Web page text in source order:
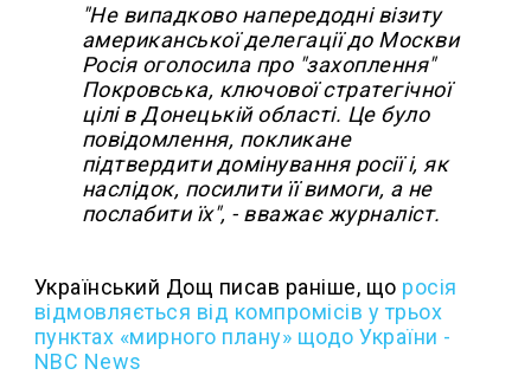
"Не випадково напередодні візиту
американської делегації до Москви
Росія оголосила про "захоплення"
Покровська, ключової стратегічної
цілі в Донецькій області. Це було
повідомлення, покликане
підтвердити домінування росії і, як
наслідок, посилити її вимоги, а не
послабити їх", - вважає журналіст.
Український Дощ писав раніше, що росія
відмовляється від компромісів у трьох
пунктах «мирного плану» щодо України -
NBC News